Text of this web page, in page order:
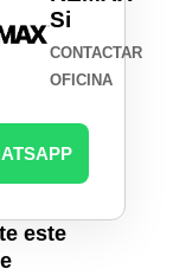
Si
CONTACTAR
OFICINA
este